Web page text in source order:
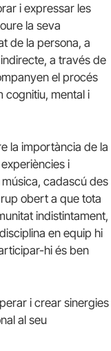
i expressar les
la seva
de la persona, a
a través de
el procés
cognitiu, mental i
la importància de la
i
cadascú des
obert a que tota
indistintament,
en equip hi
hi és ben
i crear sinergies
al seu